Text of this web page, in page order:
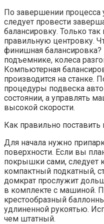
По завершении процесса
следует провести
балансировку. Только
правильную центровку.
финишная
подъемнике, колеса
Компьютерная
производится на станке.
процедуры подвеска
состоянии, а управлять
высокой скорости.
Как правильно
Для начала нужно
поверхности. Если вы
покрышки сами, следует
компактный подкатный,
домкрат прослужит
в комплекте с машиной.
крестообразный
удлиненной рукоятью.
чем штатный.